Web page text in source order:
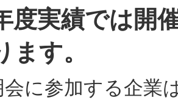
度実績では開
ます。
会に参加する企業